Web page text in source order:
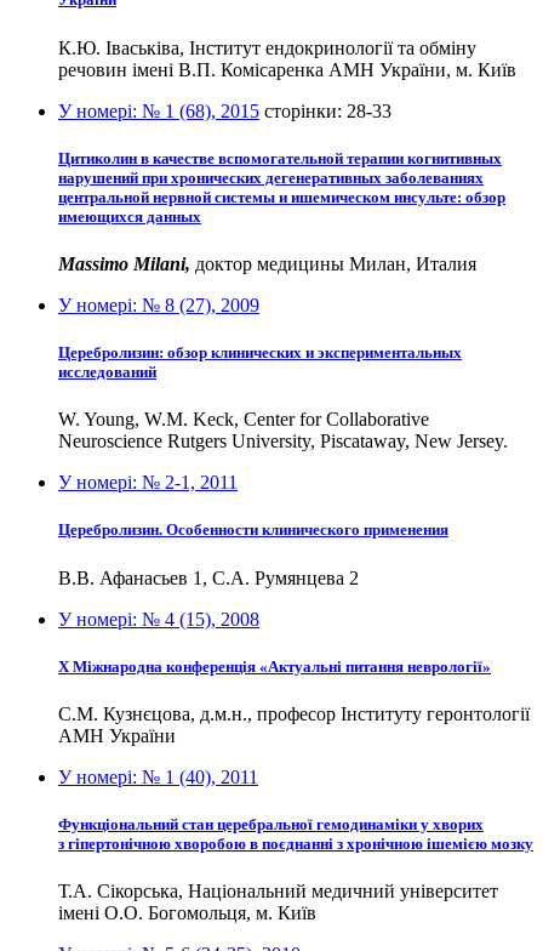
К.Ю. Іваськіва, Інститут ендокринології та обміну
речовин імені В.П. Комісаренка АМН України, м. Київ
У номері: № 1 (68), 2015 сторінки: 28-33
Цитиколин в качестве вспомогательной терапии когнитивных
нарушений при хронических дегенеративных заболеваниях
центральной нервной системы и ишемическом инсульте: обзор
имеющихся данных
Massimo Milani, доктор медицины Милан, Италия
У номері: № 8 (27), 2009
Церебролизин: обзор клинических и экспериментальных
исследований
W. Young, W.M. Keck, Center for Collaborative
Neuroscience Rutgers University, Piscataway, New Jersey.
У номері: № 2-1, 2011
Церебролизин. Особенности клинического применения
В.В. Афанасьев 1, С.А. Румянцева 2
У номері: № 4 (15), 2008
Х Міжнародна конференція «Актуальні питання неврології»
С.М. Кузнєцова, д.м.н., професор Інституту геронтології
АМН України
У номері: № 1 (40), 2011
Функціональний стан церебральної гемодинаміки у хворих
з гіпертонічною хворобою в поєднанні з хронічною ішемією мозку
Т.А. Сікорська, Національний медичний університет
імені О.О. Богомольця, м. Київ